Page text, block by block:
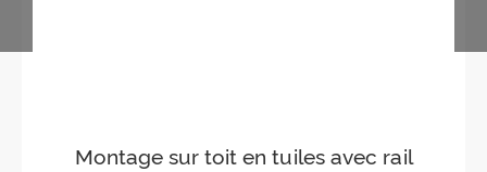
Montage sur toit en tuiles avec rail